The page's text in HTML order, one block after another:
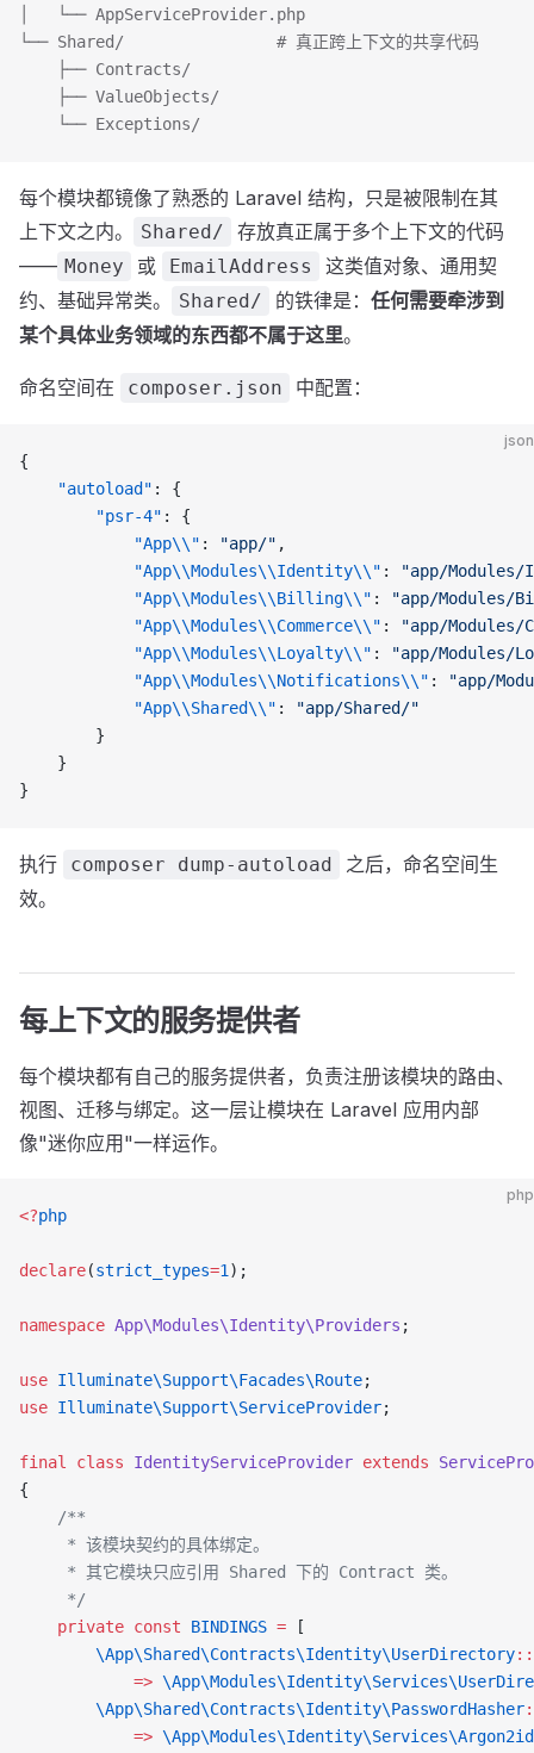
│   └── AppServiceProvider.php
└── Shared/                # 真正跨上下文的共享代码
    ├── Contracts/
    ├── ValueObjects/
    └── Exceptions/
每个模块都镜像了熟悉的 Laravel 结构，只是被限制在其
上下文之内。
Shared/
存放真正属于多个上下文的代码
—— Money 或 EmailAddress
这类值对象、通用契
约、基础异常类。
Shared/ 的铁律是： 任何需要牵涉到
某个具体业务领域的东西都不属于这里。
命名空间在 composer.json 中配置：
json
{
    "autoload"
: {
        "psr-4"
: {
            "App\\"
: "app/" ,
            "App\\Modules\\Identity\\"
:
"app/
            "App\\Modules\\Billing\\"
:
"app/
            "App\\Modules\\Commerce\\"
:
"app/Modules/
            "App\\Modules\\Loyalty\\"
:
"app/Modules/
            "App\\Modules\\Notifications\\"
:
"app/
            "App\\Shared\\"
:
"app/Shared/"
        }
    }
}
执行 composer dump-autoload
之后，命名空间生
效。
每上下文的服务提供者
每个模块都有自己的服务提供者，负责注册该模块的路由、
视图、迁移与绑定。这一层让模块在 Laravel 应用内部
像"迷你应用"一样运作。
php
<?php
declare(strict_types=1 );
namespace App\Modules\Identity\Providers ;
use Illuminate\Support\Facades\Route;
use Illuminate\Support\ServiceProvider;
final class IdentityServiceProvider extends
{
    /**
     * 该模块契约的具体绑定。
     * 其它模块只应引用 Shared 下的 Contract 类。
     */
    private
const BINDINGS = [
        \App\Shared\Contracts\Identity\UserDirectory
            =>
        \App\Shared\Contracts\Identity\PasswordHasher
            =>